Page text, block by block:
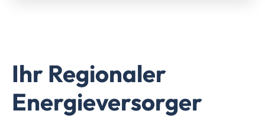
Ihr Regionaler
Energieversorger